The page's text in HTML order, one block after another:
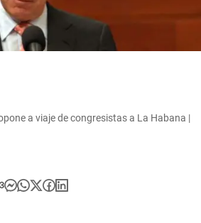
a viaje de congresistas a La Habana |